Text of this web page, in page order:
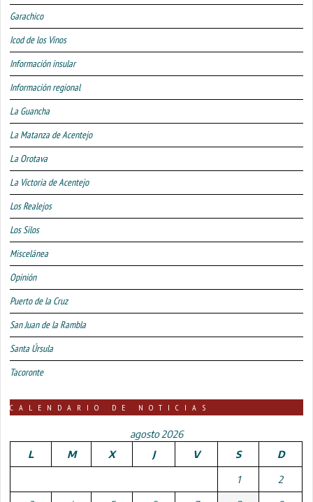
Garachico
Icod de los Vinos
Información insular
Información regional
La Guancha
La Matanza de Acentejo
La Orotava
La Victoria de Acentejo
Los Realejos
Los Silos
Miscelánea
Opinión
Puerto de la Cruz
San Juan de la Rambla
Santa Úrsula
Tacoronte
CALENDARIO DE NOTICIAS
agosto 2026
L
M X J V S D
1 2